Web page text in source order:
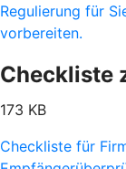
Regulierung für
vorbereiten.
Checkliste
173 KB
Checkliste für